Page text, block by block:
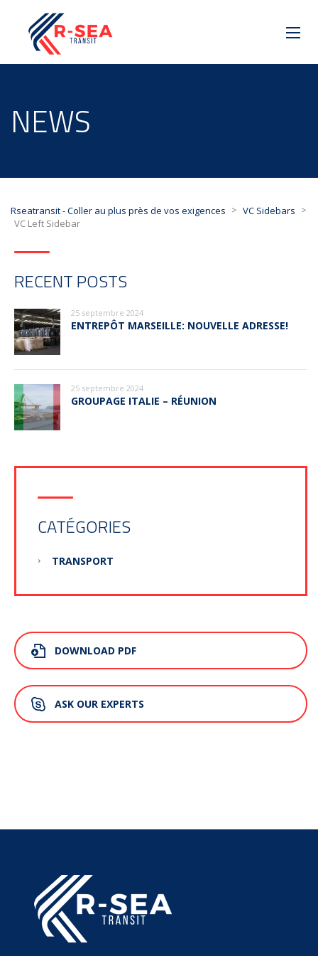
NEWS
Rseatransit - Coller au plus près de vos exigences > VC Sidebars >
VC Left Sidebar
RECENT POSTS
25 septembre 2024
ENTREPÔT MARSEILLE: NOUVELLE ADRESSE!
25 septembre 2024
GROUPAGE ITALIE – RÉUNION
CATÉGORIES
TRANSPORT
DOWNLOAD PDF
ASK OUR EXPERTS